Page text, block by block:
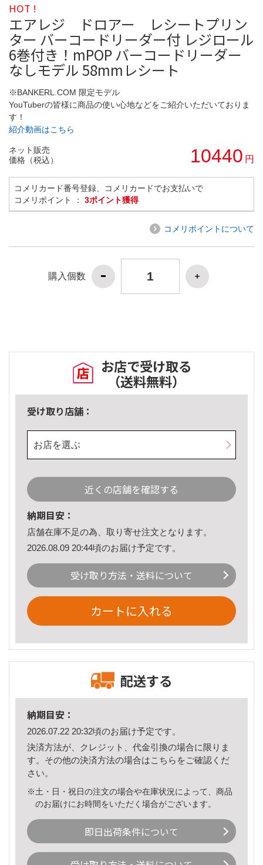
HOT !
エアレジ ドロアー レシートプリン
ター バーコードリーダー付 レジロール
6巻付き！mPOP バーコードリーダー
なしモデル 58mmレシート
※BANKERL.COM 限定モデル
YouTuberの皆様に商品の使い心地などをご紹介いただいておりま
す！
紹介動画はこちら
ネット販売
価格（税込）
10440 円
コメリカード番号登録、コメリカードでお支払いで
コメリポイント ： 3ポイント獲得
コメリポイントについて
購入個数
お店で受け取る
（送料無料）
受け取り店舗：
お店を選ぶ
近くの店舗を確認する
納期目安：
店舗在庫不足の為、取り寄せ注文となります。
2026.08.09 20:44頃のお届け予定です。
受け取り方法・送料について
カートに入れる
配送する
納期目安：
2026.07.22 20:32頃のお届け予定です。
決済方法が、クレジット、代金引換の場合に限りま
す。その他の決済方法の場合はこちら をご確認くだ
さい。
※土・日・祝日の注文の場合や在庫状況によって、商品
のお届けにお時間をいただく場合がございます。
即日出荷条件について